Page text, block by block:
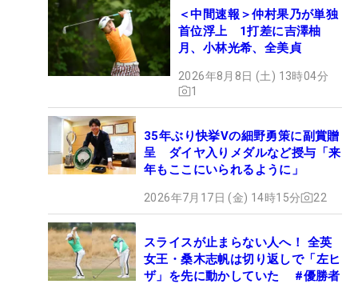
＜中間速報＞仲村果乃が単独
首位浮上 1打差に吉澤柚
月、小林光希、全美貞
2026年8月8日 (土) 13時04分
1
35年ぶり快挙Vの細野勇策に副賞贈
呈 ダイヤ入りメダルなど授与「来
年もここにいられるように」
2026年7月17日 (金) 14時15分 22
スライスが止まらない人へ！ 全英
女王・桑木志帆は切り返しで「左ヒ
ザ」を先に動かしていた #優勝者